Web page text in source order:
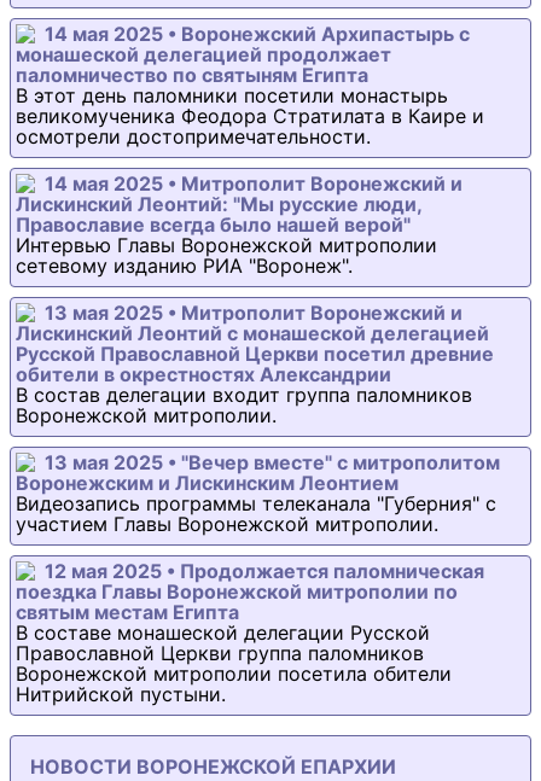
14 мая 2025 • Воронежский Архипастырь с
монашеской делегацией продолжает
паломничество по святыням Египта
В этот день паломники посетили монастырь
великомученика Феодора Стратилата в Каире и
осмотрели достопримечательности.
14 мая 2025 • Митрополит Воронежский и
Лискинский Леонтий: "Мы русские люди,
Православие всегда было нашей верой"
Интервью Главы Воронежской митрополии
сетевому изданию РИА "Воронеж".
13 мая 2025 • Митрополит Воронежский и
Лискинский Леонтий с монашеской делегацией
Русской Православной Церкви посетил древние
обители в окрестностях Александрии
В состав делегации входит группа паломников
Воронежской митрополии.
13 мая 2025 • "Вечер вместе" с митрополитом
Воронежским и Лискинским Леонтием
Видеозапись программы телеканала "Губерния" с
участием Главы Воронежской митрополии.
12 мая 2025 • Продолжается паломническая
поездка Главы Воронежской митрополии по
святым местам Египта
В составе монашеской делегации Русской
Православной Церкви группа паломников
Воронежской митрополии посетила обители
Нитрийской пустыни.
НОВОСТИ ВОРОНЕЖСКОЙ ЕПАРХИИ